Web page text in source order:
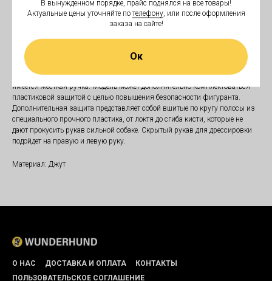
В вынужденном порядке, прайс поднялся на все товары!
Актуальные цены уточняйте по телефону, или после оформления
заказа на сайте!
Ок
Скрытый рукав для дрессировки «Safety rst» применяют в атакующей
подготовке служебных, сторожевых и военных собак всех возрастов.
что бы обучение проходило в условиях максимально приближенных к
реальности. Изделие выполнено из прочного джута высокого качества,
материал легко чистится и абсолютно безвреден. Скрытый рукав надежно
крепится на руке при помощи двухсторонней липкой ленты, внутри
имеется жесткая ручка. Модель может дополнительно комплектоваться
пластиковой защитой с целью повышения безопасности фигуранта.
Дополнительная защита представляет собой вшитые по кругу полосы из
специального прочного пластика, от локтя до сгиба кисти, которые не
дают прокусить рукав сильной собаке. Скрытый рукав для дрессировки
подойдет на правую и левую руку.
Материал: Джут
О НАС ДОСТАВКА И ОПЛАТА
КОНТАКТЫ
ПОЛЬЗОВАТЕЛЬСКОЕ СОГЛАШЕНИЕ